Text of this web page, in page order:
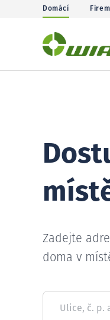
Domácí
Zadejte
doma v
Ulice, č. p.